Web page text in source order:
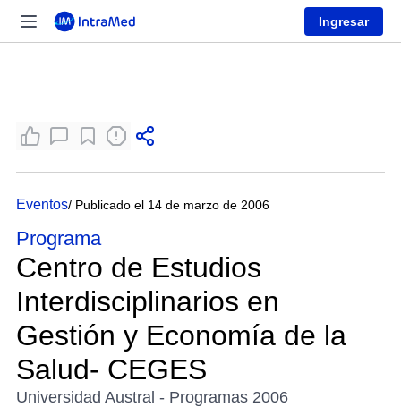
Ingresar
Eventos/ Publicado el 14 de marzo de 2006
Programa
Centro de Estudios
Interdisciplinarios en
Gestión y Economía de la
Salud- CEGES
Universidad Austral - Programas 2006